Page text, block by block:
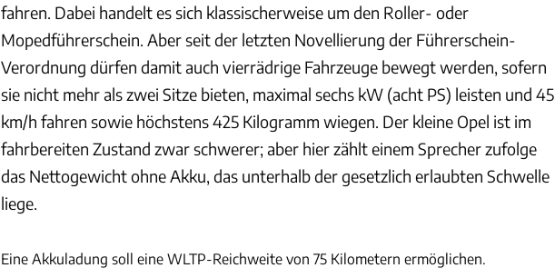
fahren. Dabei handelt es sich klassischerweise um den Roller- oder
Mopedführerschein. Aber seit der letzten Novellierung der Führerschein-
Verordnung dürfen damit auch vierrädrige Fahrzeuge bewegt werden, sofern
sie nicht mehr als zwei Sitze bieten, maximal sechs kW (acht PS) leisten und 45
km/h fahren sowie höchstens 425 Kilogramm wiegen. Der kleine Opel ist im
fahrbereiten Zustand zwar schwerer; aber hier zählt einem Sprecher zufolge
das Nettogewicht ohne Akku, das unterhalb der gesetzlich erlaubten Schwelle
liege.
Eine Akkuladung soll eine WLTP-Reichweite von 75 Kilometern ermöglichen.